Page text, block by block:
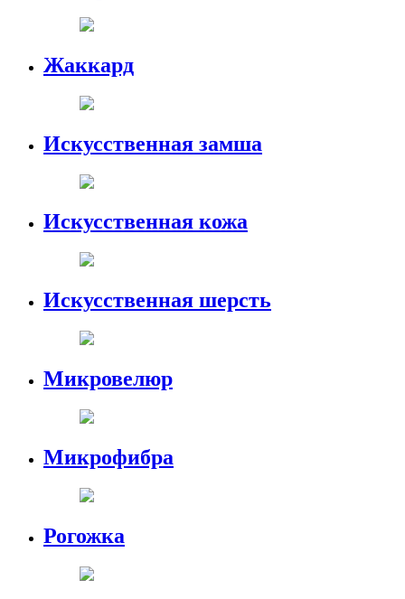
Жаккард
Искусственная замша
Искусственная кожа
Искусственная шерсть
Микровелюр
Микрофибра
Рогожка